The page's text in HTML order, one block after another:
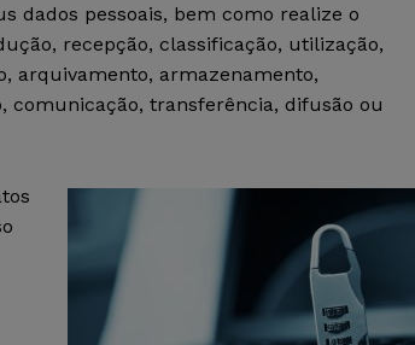
dados pessoais, bem como realize o
recepção, classificação, utilização,
arquivamento, armazenamento,
comunicação, transferência, difusão ou